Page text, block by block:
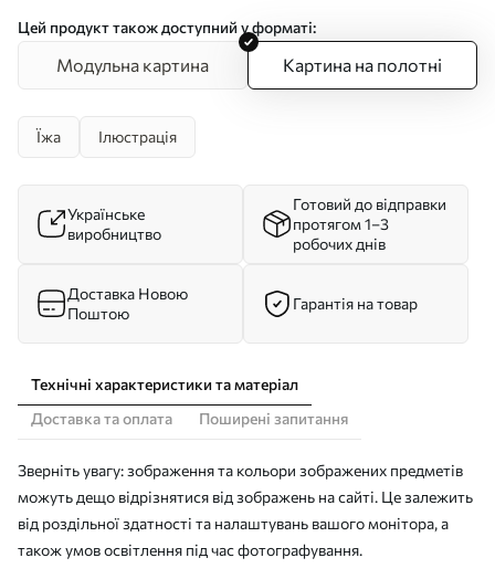
Цей продукт також доступний у форматі:
Модульна картина Картина на полотні
Їжа Ілюстрація
Українське
виробництво
Готовий до відправки
протягом 1–3
робочих днів
Доставка Новою
Поштою
Гарантія на товар
Технічні характеристики та матеріал
Доставка та оплата
Поширені запитання
Зверніть увагу: зображення та кольори зображених предметів
можуть дещо відрізнятися від зображень на сайті. Це залежить
від роздільної здатності та налаштувань вашого монітора, а
також умов освітлення під час фотографування.